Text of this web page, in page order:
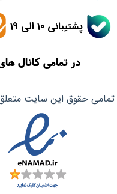
تمامی حقوق این سایت
پشتیبانی 10 الی 19
در تمامی کانال